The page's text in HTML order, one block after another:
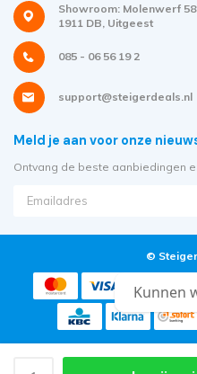
Showroom: Molenwerf 58
1911 DB, Uitgeest
085 - 06 56 19 2
support@steigerdeals.nl
Meld je aan voor onze
Ontvang de beste aanbiedingen
©
Kunnen